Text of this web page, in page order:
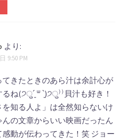
より:
9:50 PM
てきたときのあら汁は余計心が
るね(੭ु´͈ ᐜ `͈)੭ु⁾⁾貝汁も好き！
を知る人よ」は全然知らないけ
んの文章からいい映画だったん
感動が伝わってきた！笑 ジョー